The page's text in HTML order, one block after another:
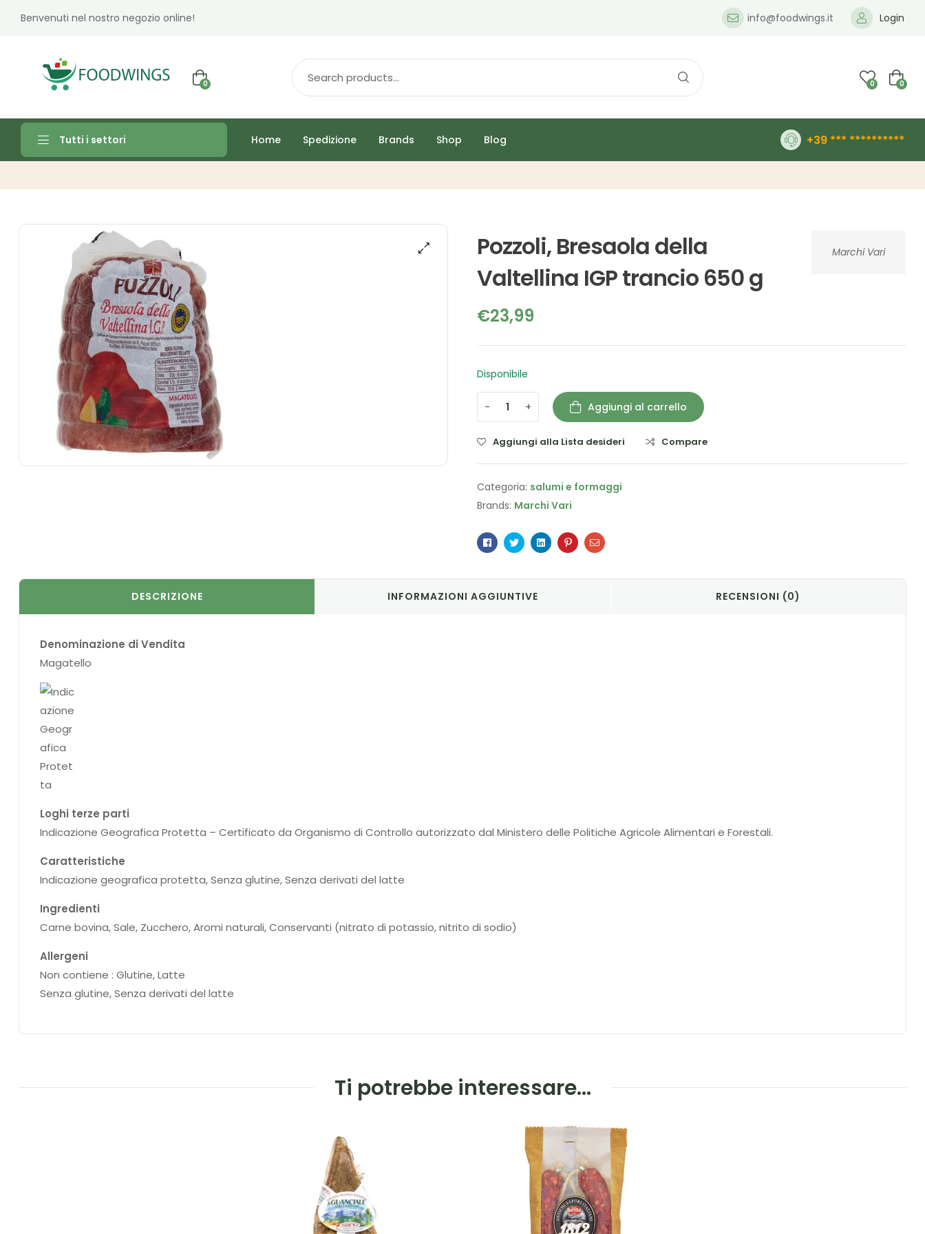
Benvenuti nel nostro negozio online! info@foodwings.it Login
0 0 0
Tutti i settori Home Spedizione Brands Shop Blog +39 *** **********
Marchi Vari
Pozzoli, Bresaola della
Valtellina IGP trancio 650 g
€23,99
Disponibile
- + Aggiungi al carrello
Aggiungi alla Lista desideri Compare
Categoria: salumi e formaggi
Brands: Marchi Vari
Facebook
TwitterLinkedinPinterestEmail
DESCRIZIONE INFORMAZIONI AGGIUNTIVE RECENSIONI (0)
Denominazione di Vendita
Magatello
Loghi terze parti
Indicazione Geografica Protetta – Certificato da Organismo di Controllo autorizzato dal Ministero delle Politiche Agricole Alimentari e Forestali.
Caratteristiche
Indicazione geografica protetta, Senza glutine, Senza derivati del latte
Ingredienti
Carne bovina, Sale, Zucchero, Aromi naturali, Conservanti (nitrato di potassio, nitrito di sodio)
Allergeni
Non contiene : Glutine, Latte
Senza glutine, Senza derivati del latte
Ti potrebbe interessare…